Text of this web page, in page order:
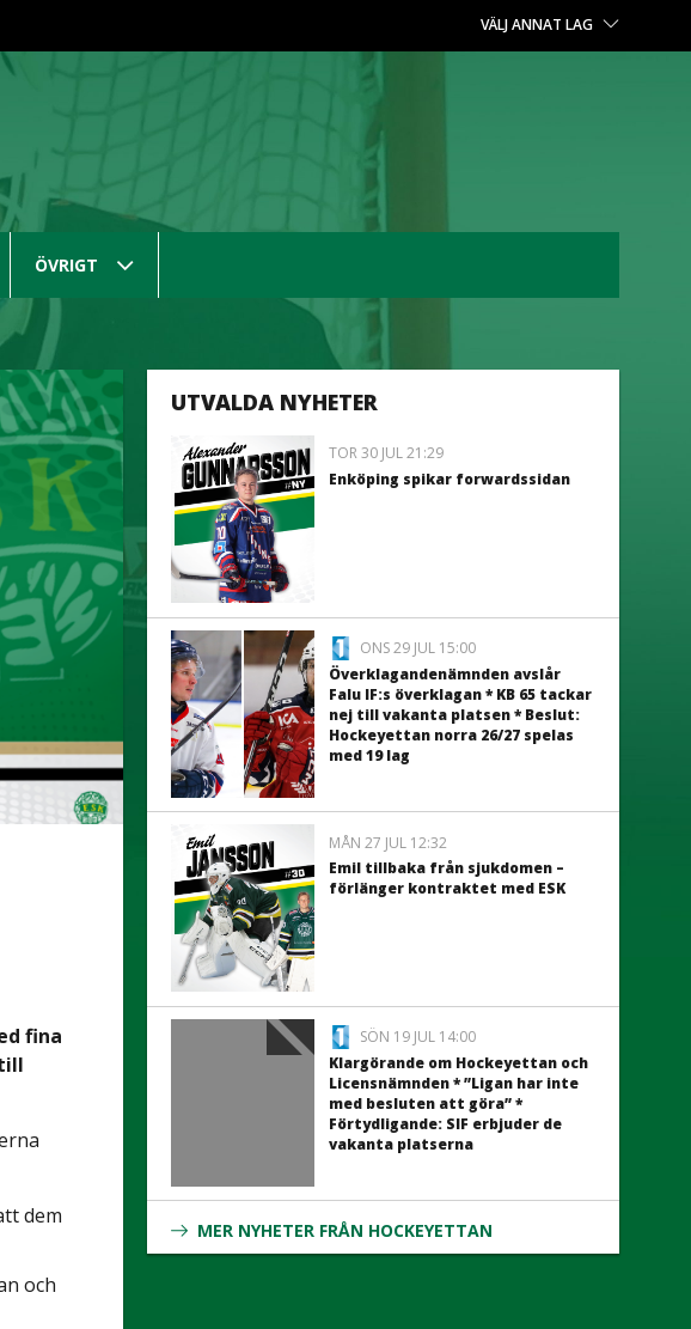
VÄLJ ANNAT LAG
ÖVRIGT
fina
dem
och
UTVALDA NYHETER
TOR 30 JUL 21:29
Enköping spikar forwardssidan
ONS 29 JUL 15:00
Överklagandenämnden avslår
Falu IF:s överklagan * KB 65 tackar
nej till vakanta platsen * Beslut:
Hockeyettan norra 26/27 spelas
med 19 lag
MÅN 27 JUL 12:32
Emil tillbaka från sjukdomen –
förlänger kontraktet med ESK
SÖN 19 JUL 14:00
Klargörande om Hockeyettan och
Licensnämnden * ”Ligan har inte
med besluten att göra” *
Förtydligande: SIF erbjuder de
vakanta platserna
MER NYHETER FRÅN HOCKEYETTAN